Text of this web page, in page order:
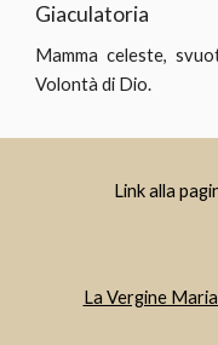
Giaculatoria
Mamma celeste,
Volontà di Dio.
Link alla
La Vergine